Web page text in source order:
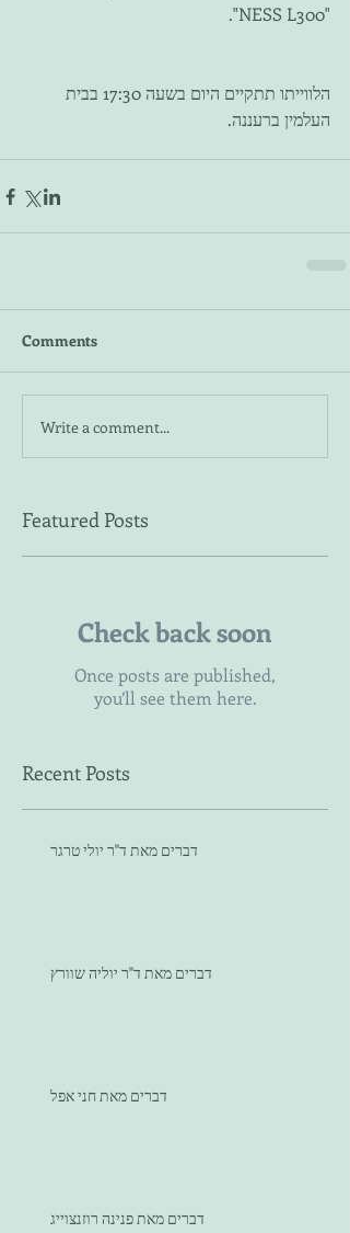
Featured Posts
Recent Posts
"NESS L300".
הלווייתו תתקיים היום בשעה 17:30 בבית
העלמין ברעננה.
Comments
Write a comment...
Check back soon
Once posts are published,
you’ll see them here.
דברים מאת ד"ר יולי טרגר
דברים מאת ד"ר יוליה שוורץ
דברים מאת חני אפל
דברים מאת פנינה רוזנצוייג